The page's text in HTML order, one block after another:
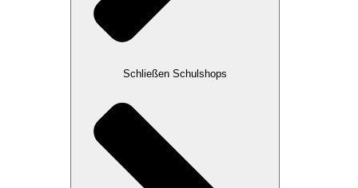
Schließen Schulshops